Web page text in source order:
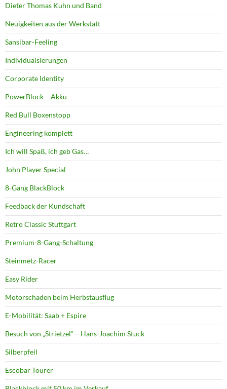
Dieter Thomas Kuhn und Band
Neuigkeiten aus der Werkstatt
Sansibar-Feeling
Individualsierungen
Corporate Identity
PowerBlock – Akku
Red Bull Boxenstopp
Engineering komplett
Ich will Spaß, ich geb Gas…
John Player Special
8-Gang BlackBlock
Feedback der Kundschaft
Retro Classic Stuttgart
Premium-8-Gang-Schaltung
Steinmetz-Racer
Easy Rider
Motorschaden beim Herbstausflug
E-Mobilität: Saab + Espire
Besuch von „Strietzel“ – Hans-Joachim Stuck
Silberpfeil
Escobar Tourer